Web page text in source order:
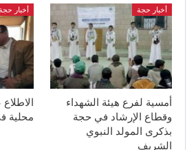
أخبار حجة
أمسية لفرع هيئة الشهداء
وقطاع الإرشاد في حجة
بذكرى المولد النبوي
الشريف
أخبار
محلية